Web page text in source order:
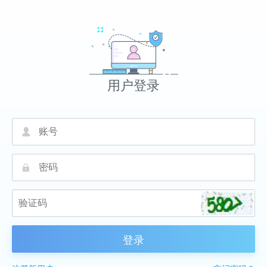
用户登录
넙
끕
登录